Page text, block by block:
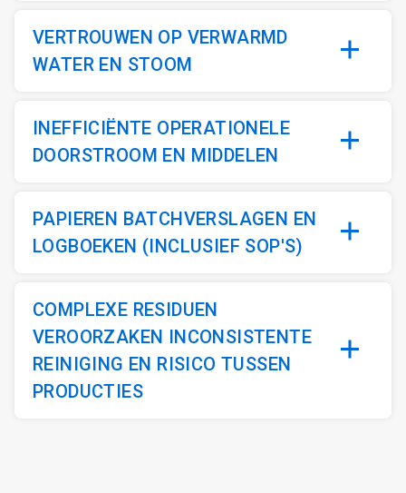
VERTROUWEN OP VERWARMD
WATER EN STOOM
INEFFICIËNTE OPERATIONELE
DOORSTROOM EN MIDDELEN
PAPIEREN BATCHVERSLAGEN EN
LOGBOEKEN (INCLUSIEF SOP'S)
COMPLEXE RESIDUEN
VEROORZAKEN INCONSISTENTE
REINIGING EN RISICO TUSSEN
PRODUCTIES